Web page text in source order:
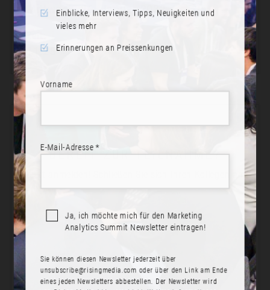
Mittwoch, 26. Januar 2022
11:25
BEREIT ZUR TEILNAHME?
Jetzt anmelden! Schließen Sie sich Ihren Kollegen an.
JETZT ANMELDEN
PROGRAMM ANSEHEN
Einblicke, Interviews, Tipps, Neuigkeiten und
vieles mehr
Erinnerungen an Preissenkungen
Vorname
E-Mail-Adresse *
Ja, ich möchte mich für den Marketing
Analytics Summit Newsletter eintragen!
Sie können diesen Newsletter jederzeit über
unsubscribe@risingmedia.com oder über den Link am Ende
eines jeden Newsletters abbestellen. Der Newsletter wird